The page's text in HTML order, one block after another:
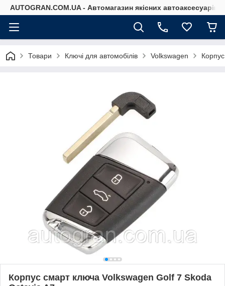
AUTOGRAN.COM.UA - Автомагазин якісних автоаксесуарів
Товари Ключі для автомобілів Volkswagen
Корпус смарт ключа Volkswagen Golf 7 Skoda